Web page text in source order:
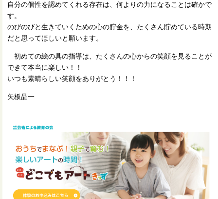
自分の個性を認めてくれる存在は、何よりの力になることは確かで
す。
のびのびと生きていくための心の貯金を、たくさん貯めている時期
だと思ってほしいと願います。
初めての絵の具の指導は、たくさんの心からの笑顔を見ることが
できて本当に楽しい！！
いつも素晴らしい笑顔をありがとう！！！
矢板晶一